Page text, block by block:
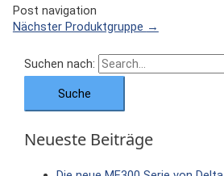
Post navigation
Nächster Produktgruppe →
Suchen nach:
Neueste Beiträge